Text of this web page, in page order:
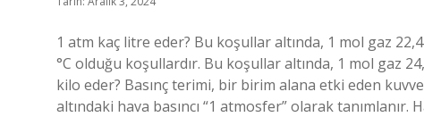
1 atm kaç litre eder? Bu koşullar altında, 1 mol gaz
°C olduğu koşullardır. Bu koşullar altında, 1 mol gaz
kilo eder? Basınç terimi, bir birim alana etki eden
altındaki hava basıncı “1 atmosfer” olarak tanımlanır.